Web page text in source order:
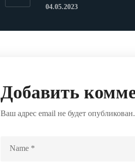
04.05.2023
Добавить
Ваш адрес email не будет опубликован.